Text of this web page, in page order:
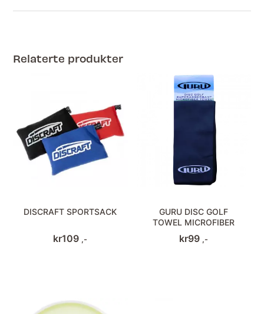
Relaterte produkter
DISCRAFT SPORTSACK
kr109 ,-
GURU DISC GOLF
TOWEL MICROFIBER
kr99 ,-